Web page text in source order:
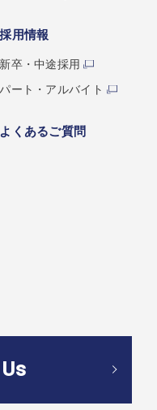
採用情報
新卒・中途採用
パート・アルバイト
よくあるご質問